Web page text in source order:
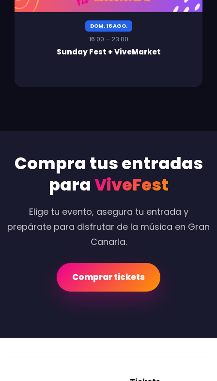
DOM. 16 AGO.
16:00 – 23:00
Sunday Fest + ViveMarket
Compra tus entradas
paraViveFest
Elige tu evento, asegura tu entrada y
prepárate para disfrutar de la música en Gran
Canaria.
Comprar tickets